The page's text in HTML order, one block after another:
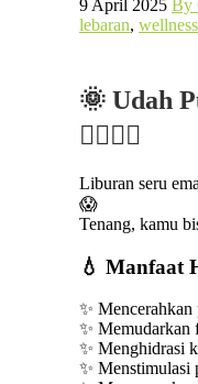
9 April 2025 By
lebaran, wellness
🌞 Udah
💆🏻‍♀️✨
Liburan seru
😱
Tenang, kamu
💧 Manfaat
✨
✨ Memudarkan
✨ Menghidrasi
✨ Menstimulasi